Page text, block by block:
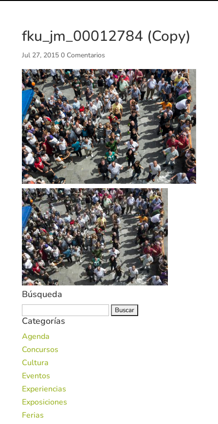
fku_jm_00012784 (Copy)
Jul 27, 2015 0 Comentarios
Búsqueda
Categorías
Agenda
Concursos
Cultura
Eventos
Experiencias
Exposiciones
Ferias